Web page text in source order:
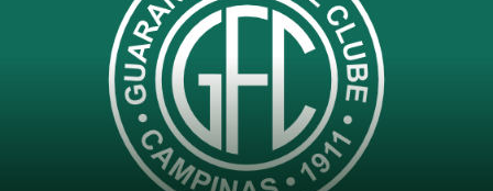
EDITAL DE CONVOCAÇÃO
→ Comunicados EDITAL DE CONVOCAÇÃO